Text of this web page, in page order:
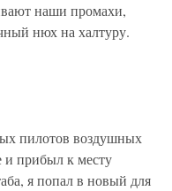
наши промахи,
нюх на халтуру.
пилотов воздушных
и прибыл к месту
я попал в новый для